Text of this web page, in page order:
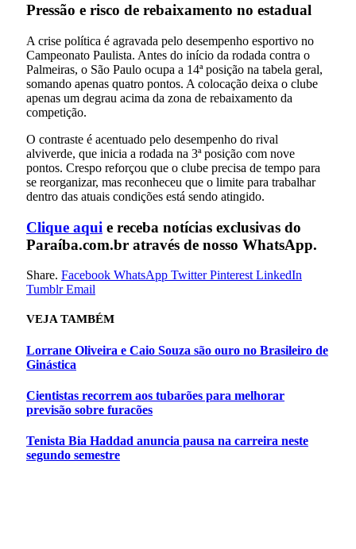
Pressão e risco de rebaixamento no estadual
A crise política é agravada pelo desempenho esportivo no
Campeonato Paulista. Antes do início da rodada contra o
Palmeiras, o São Paulo ocupa a 14ª posição na tabela geral,
somando apenas quatro pontos. A colocação deixa o clube
apenas um degrau acima da zona de rebaixamento da
competição.
O contraste é acentuado pelo desempenho do rival
alviverde, que inicia a rodada na 3ª posição com nove
pontos. Crespo reforçou que o clube precisa de tempo para
se reorganizar, mas reconheceu que o limite para trabalhar
dentro das atuais condições está sendo atingido.
Clique aqui e receba notícias exclusivas do
Paraíba.com.br através de nosso WhatsApp.
Share. Facebook WhatsApp Twitter Pinterest LinkedIn
Tumblr Email
VEJATAMBÉM
Lorrane Oliveira e Caio Souza são ouro no Brasileiro de
Ginástica
Cientistas recorrem aos tubarões para melhorar
previsão sobre furacões
Tenista Bia Haddad anuncia pausa na carreira neste
segundo semestre